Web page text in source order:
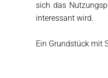
sich das
interessant wird.
Ein Grundstück mit